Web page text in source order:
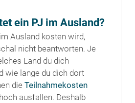
ein PJ im Ausland?
Ausland kosten wird,
nicht beantworten. Je
Land du dich
wie lange du dich dort
die Teilnahmekosten
ausfallen. Deshalb